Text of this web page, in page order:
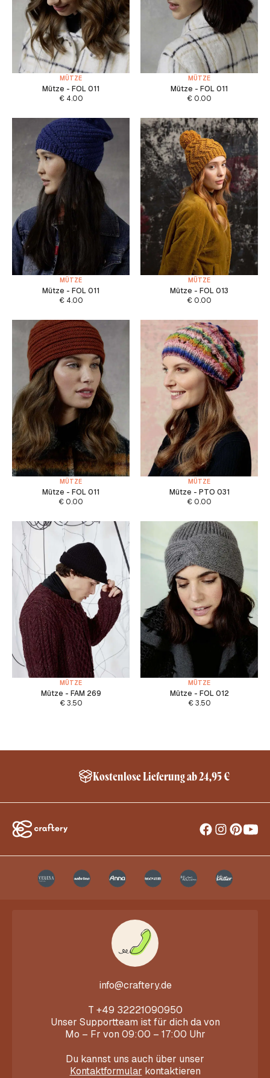
MÜTZE
Mütze - FOL 011
€4.00
MÜTZE
Mütze - FOL 011
€ 0.00
MÜTZE
Mütze - FOL 011
€4.00
MÜTZE
Mütze - FOL 013
€ 0.00
MÜTZE
Mütze - FOL 011
€ 0.00
MÜTZE
Mütze - PTO 031
€ 0.00
MÜTZE
Mütze - FAM 269
€3.50
MÜTZE
Mütze - FOL 012
€3.50
Kostenlose Lieferung ab 24,95 €
info@craftery.de
T +49 32221090950
Unser Supportteam ist für dich da von
Mo – Fr von 09:00 – 17:00 Uhr
Du kannst uns auch über unser
Kontaktformular kontaktieren